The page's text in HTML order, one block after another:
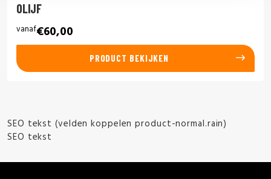
OLIJF
vanaf€60,00
PRODUCT BEKIJKEN
SEO tekst (velden koppelen product-normal.rain)
SEO tekst